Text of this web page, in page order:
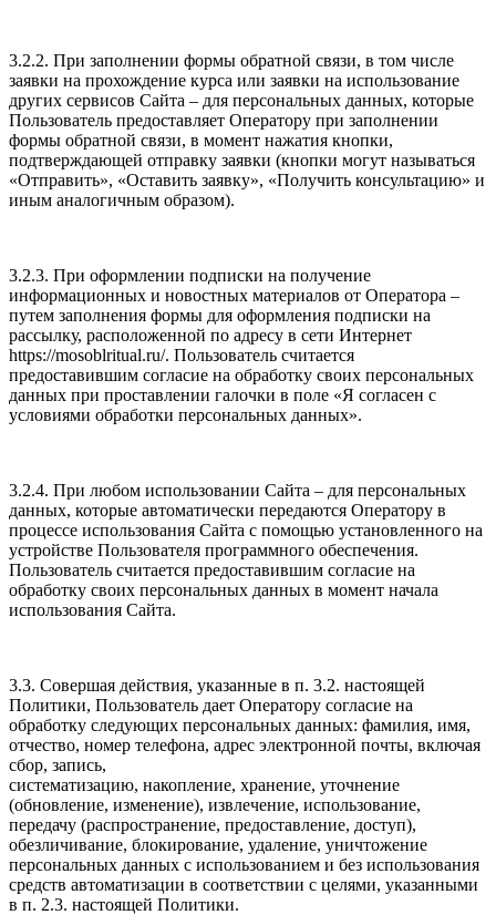
3.2.2. При заполнении формы обратной связи, в том числе
заявки на прохождение курса или заявки на использование
других сервисов Сайта – для персональных данных, которые
Пользователь предоставляет Оператору при заполнении
формы обратной связи, в момент нажатия кнопки,
подтверждающей отправку заявки (кнопки могут называться
«Отправить», «Оставить заявку», «Получить консультацию» и
иным аналогичным образом).
3.2.3. При оформлении подписки на получение
информационных и новостных материалов от Оператора –
путем заполнения формы для оформления подписки на
рассылку, расположенной по адресу в сети Интернет
https://mosoblritual.ru/. Пользователь считается
предоставившим согласие на обработку своих персональных
данных при проставлении галочки в поле «Я согласен с
условиями обработки персональных данных».
3.2.4. При любом использовании Сайта – для персональных
данных, которые автоматически передаются Оператору в
процессе использования Сайта с помощью установленного на
устройстве Пользователя программного обеспечения.
Пользователь считается предоставившим согласие на
обработку своих персональных данных в момент начала
использования Сайта.
3.3. Совершая действия, указанные в п. 3.2. настоящей
Политики, Пользователь дает Оператору согласие на
обработку следующих персональных данных: фамилия, имя,
отчество, номер телефона, адрес электронной почты, включая
сбор, запись,
систематизацию, накопление, хранение, уточнение
(обновление, изменение), извлечение, использование,
передачу (распространение, предоставление, доступ),
обезличивание, блокирование, удаление, уничтожение
персональных данных с использованием и без использования
средств автоматизации в соответствии с целями, указанными
в п. 2.3. настоящей Политики.